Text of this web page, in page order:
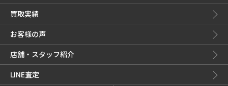
買取実績
お客様の声
店舗・スタッフ紹介
LINE査定